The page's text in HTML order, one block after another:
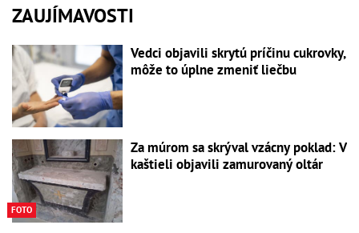
ZAUJÍMAVOSTI
Vedci objavili skrytú príčinu cukrovky,
môže to úplne zmeniť liečbu
FOTO
Za múrom sa skrýval vzácny poklad: V
kaštieli objavili zamurovaný oltár